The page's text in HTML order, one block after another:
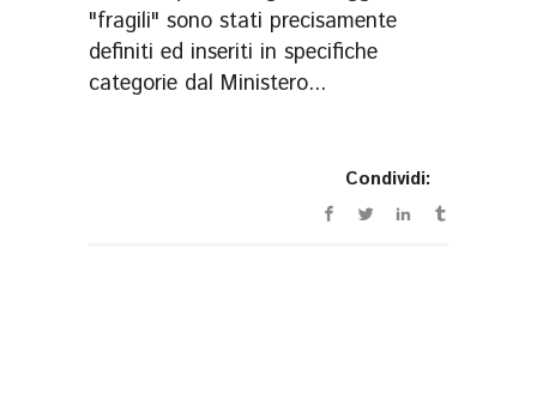
"fragili" sono stati precisamente
definiti ed inseriti in specifiche
categorie dal Ministero...
Condividi: